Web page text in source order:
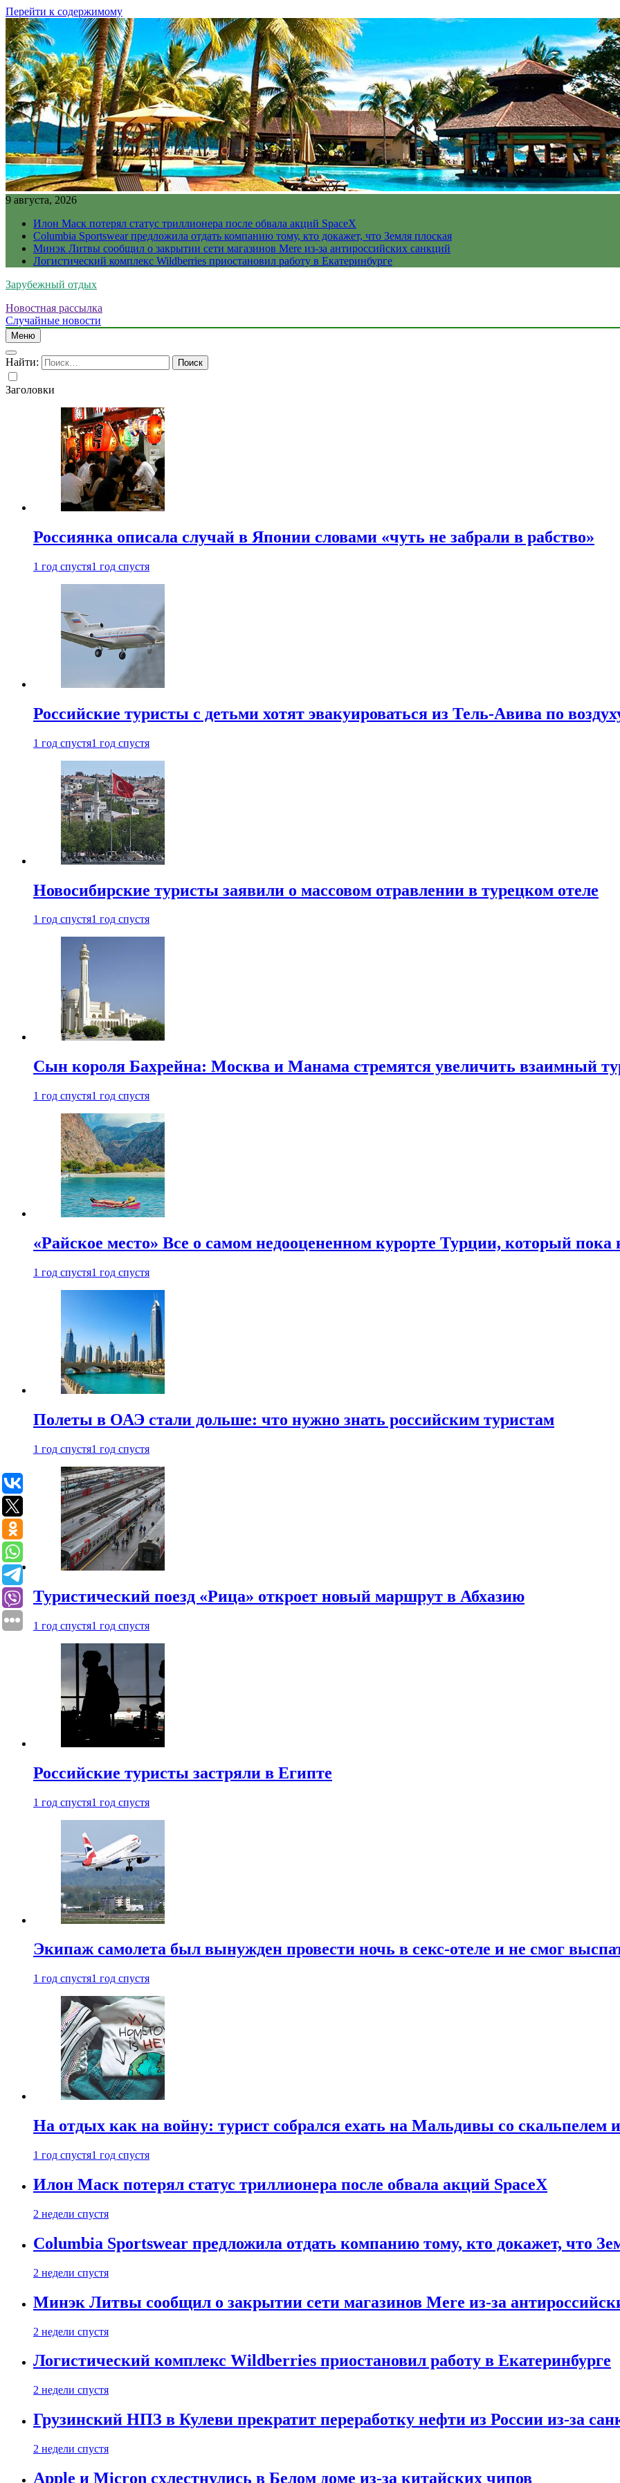
Перейти к содержимому
9 августа, 2026
Илон Маск потерял статус триллионера после обвала акций SpaceX
Columbia Sportswear предложила отдать компанию тому, кто докажет, что Земля плоская
Минэк Литвы сообщил о закрытии сети магазинов Mere из-за антироссийских санкций
Логистический комплекс Wildberries приостановил работу в Екатеринбурге
Зарубежный отдых
Новостная рассылка
Случайные новости
Меню
Найти:
Заголовки
Россиянка описала случай в Японии словами «чуть не забрали в рабство»
1 год спустя1 год спустя
Российские туристы с детьми хотят эвакуироваться из Тель-Авива по
1 год спустя1 год спустя
Новосибирские туристы заявили о массовом отравлении в турецком отеле
1 год спустя1 год спустя
Сын короля Бахрейна: Москва и Манама стремятся увеличить взаимный
1 год спустя1 год спустя
«Райское место» Все о самом недооцененном курорте Турции, который пока
1 год спустя1 год спустя
Полеты в ОАЭ стали дольше: что нужно знать российским туристам
1 год спустя1 год спустя
Туристический поезд «Рица» откроет новый маршрут в Абхазию
1 год спустя1 год спустя
Российские туристы застряли в Египте
1 год спустя1 год спустя
Экипаж самолета был вынужден провести ночь в секс-отеле и не смог
1 год спустя1 год спустя
На отдых как на войну: турист собрался ехать на Мальдивы со скальпелем
1 год спустя1 год спустя
Илон Маск потерял статус триллионера после обвала акций SpaceX
2 недели спустя
Columbia Sportswear предложила отдать компанию тому, кто докажет, что
2 недели спустя
Минэк Литвы сообщил о закрытии сети магазинов Mere из-за
2 недели спустя
Логистический комплекс Wildberries приостановил работу в Екатеринбурге
2 недели спустя
Грузинский НПЗ в Кулеви прекратит переработку нефти из России из-за
2 недели спустя
Apple и Micron схлестнулись в Белом доме из-за китайских чипов